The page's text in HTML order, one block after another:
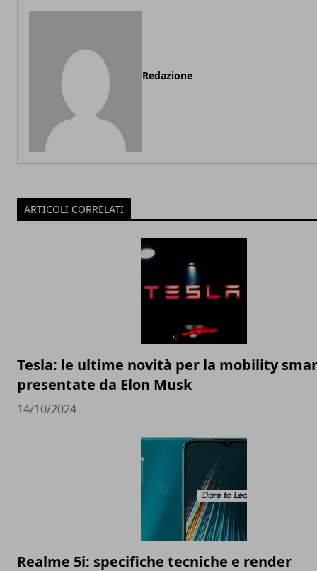
Redazione
ARTICOLI CORRELATI
Tesla: le ultime novità per la mobility
presentate da Elon Musk
14/10/2024
Realme 5i: specifiche tecniche e render